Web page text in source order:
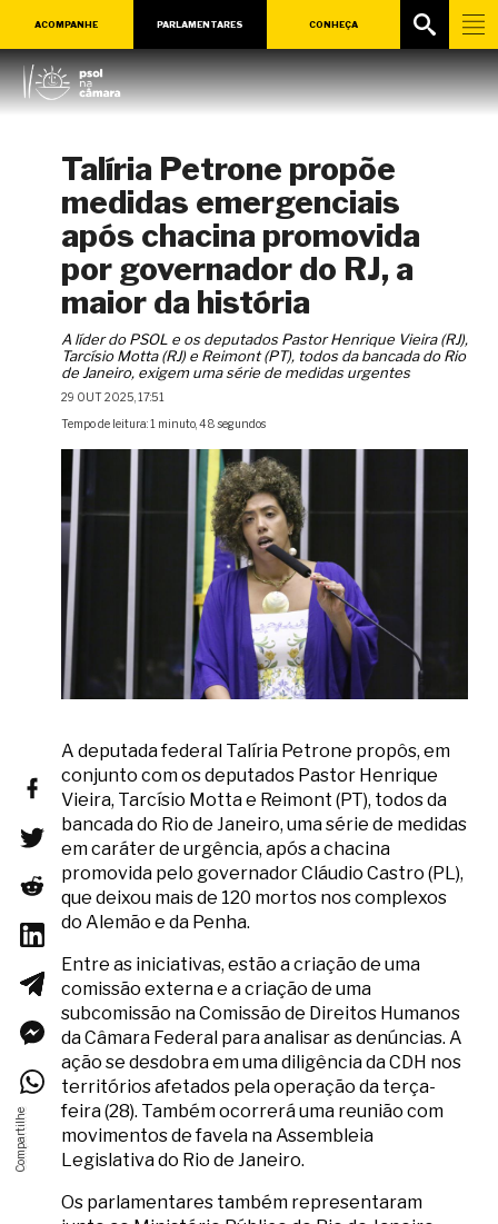
ACOMPANHE PARLAMENTARES CONHEÇA
Talíria Petrone propõe
medidas emergenciais
após chacina promovida
por governador do RJ, a
maior da história
A líder do PSOL e os deputados Pastor Henrique Vieira (RJ),
Tarcísio Motta (RJ) e Reimont (PT), todos da bancada do Rio
de Janeiro, exigem uma série de medidas urgentes
29 OUT 2025, 17:51
Tempo de leitura: 1 minuto, 48 segundos
A deputada federal Talíria Petrone propôs, em
conjunto com os deputados Pastor Henrique
Vieira, Tarcísio Motta e Reimont (PT), todos da
bancada do Rio de Janeiro, uma série de medidas
em caráter de urgência, após a chacina
promovida pelo governador Cláudio Castro (PL),
que deixou mais de 120 mortos nos complexos
do Alemão e da Penha.
Entre as iniciativas, estão a criação de uma
comissão externa e a criação de uma
subcomissão na Comissão de Direitos Humanos
da Câmara Federal para analisar as denúncias. A
ação se desdobra em uma diligência da CDH nos
territórios afetados pela operação da terça-
feira (28). Também ocorrerá uma reunião com
movimentos de favela na Assembleia
Legislativa do Rio de Janeiro.
Os parlamentares também representaram